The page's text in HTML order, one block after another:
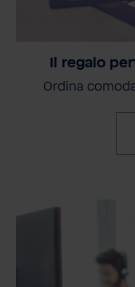
Il regalo
Ordina